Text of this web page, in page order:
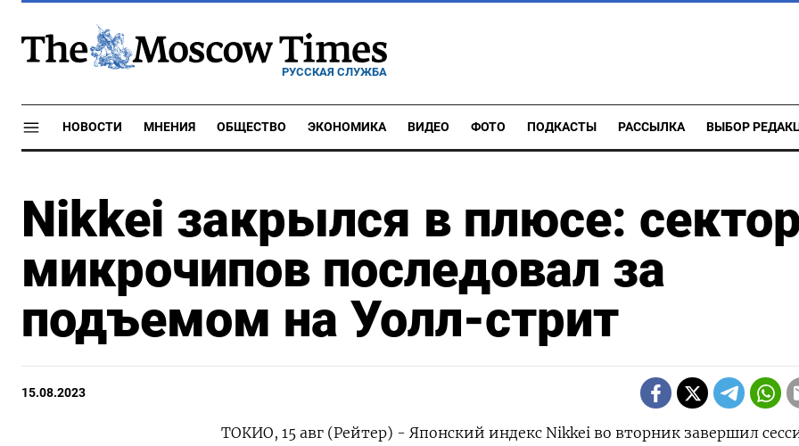
РУССКАЯ СЛУЖБА
НОВОСТИ МНЕНИЯ ОБЩЕСТВО ЭКОНОМИКА ВИДЕО ФОТО ПОДКАСТЫ РАССЫЛКА ВЫБОР
Nikkei закрылся в плюсе: сектор
микрочипов последовал за
подъемом на Уолл-стрит
15.08.2023
ТОКИО, 15 авг (Рейтер) - Японский индекс Nikkei во вторник завершил